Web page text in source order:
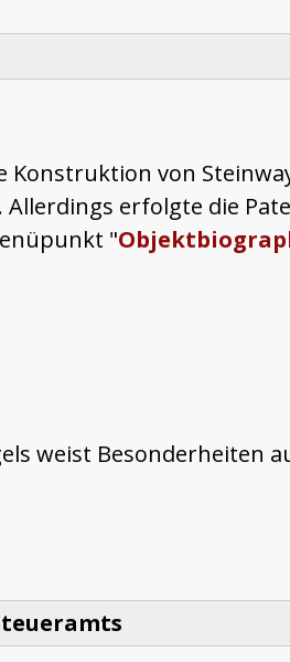
Konstruktion von
erfolgte die
"
weist Besonderheiten